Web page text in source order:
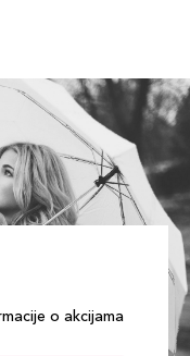
o akcijama